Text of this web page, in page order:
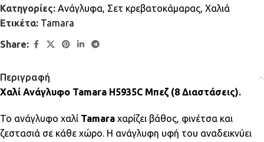
Κατηγορίες: Ανάγλυφα, Σετ κρεβατοκάμαρας, Χαλιά
Ετικέτα: Tamara
Share:
Περιγραφή
Χαλί Ανάγλυφο Tamara H5935C Μπεζ (8 Διαστάσεις).
Το ανάγλυφο χαλί Tamara χαρίζει βάθος, φινέτσα και
ζεστασιά σε κάθε χώρο. Η ανάγλυφη υφή του αναδεικνύει